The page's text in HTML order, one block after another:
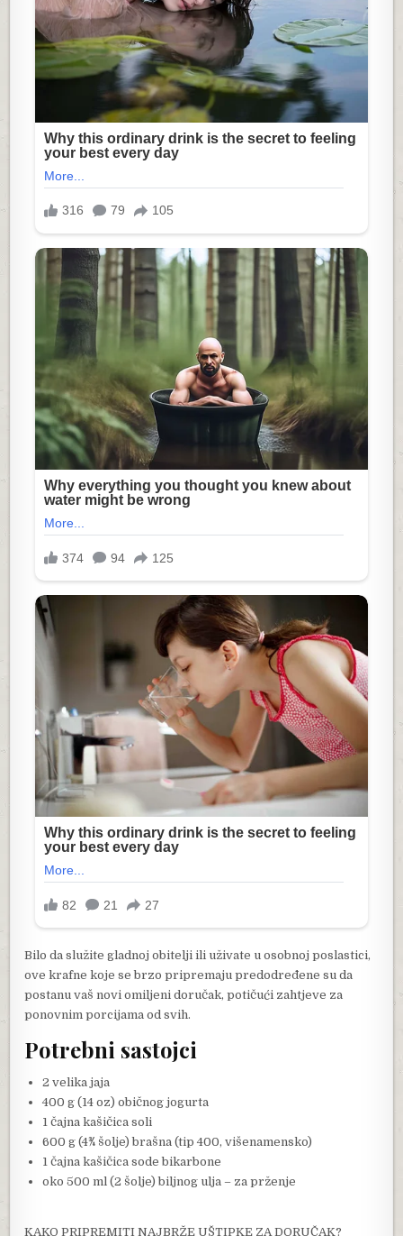
Bilo da služite gladnoj obitelji ili uživate u osobnoj poslastici,
ove krafne koje se brzo pripremaju predodređene su da
postanu vaš novi omiljeni doručak, potičući zahtjeve za
ponovnim porcijama od svih.
Potrebni sastojci
2 velika jaja
400 g (14 oz) običnog jogurta
1 čajna kašičica soli
600 g (4¾ šolje) brašna (tip 400, višenamensko)
1 čajna kašičica sode bikarbone
oko 500 ml (2 šolje) biljnog ulja – za prženje
KAKO PRIPREMITI NAJBRŽE UŠTIPKE ZA DORUČAK?